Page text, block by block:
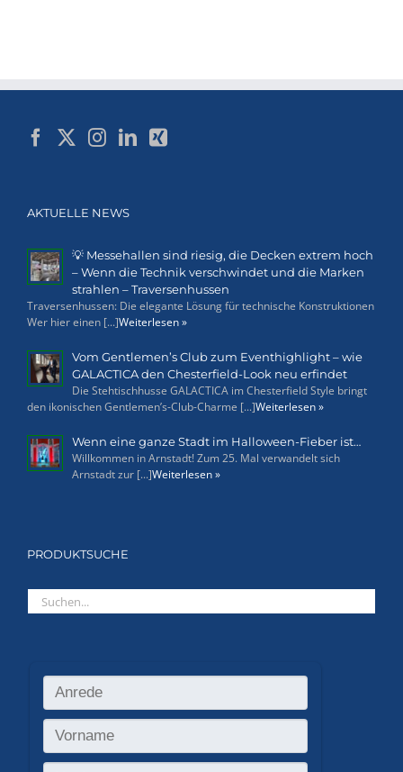
AKTUELLE NEWS
💡 Messehallen sind riesig, die Decken extrem hoch
– Wenn die Technik verschwindet und die Marken
strahlen – Traversenhussen
Traversenhussen: Die elegante Lösung für technische Konstruktionen
Wer hier einen [...]Weiterlesen »
Vom Gentlemen’s Club zum Eventhighlight – wie
GALACTICA den Chesterfield-Look neu erfindet
Die Stehtischhusse GALACTICA im Chesterfield Style bringt
den ikonischen Gentlemen’s-Club-Charme [...]Weiterlesen »
Wenn eine ganze Stadt im Halloween-Fieber ist…
Willkommen in Arnstadt! Zum 25. Mal verwandelt sich
Arnstadt zur [...]Weiterlesen »
PRODUKTSUCHE